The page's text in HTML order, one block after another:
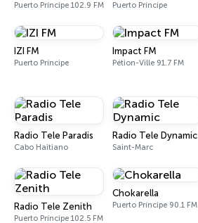
Puerto Príncipe 102.9 FM Puerto Príncipe
IZI FM
Puerto Príncipe
Impact FM
Pétion-Ville 91.7 FM
Radio Tele Paradis
Cabo Haitiano
Radio Tele Dynamic
Saint-Marc
Radio Tele Zenith
Puerto Príncipe 102.5 FM
Chokarella
Puerto Príncipe 90.1 FM